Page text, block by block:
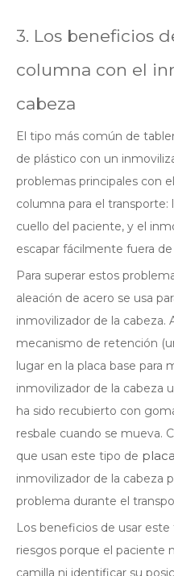
3. Los beneficios
columna con el
cabeza
El tipo más común de
de plástico con un
problemas principales con
columna para el transporte:
cuello del paciente, y el
escapar fácilmente fuera de
Para superar estos
aleación de acero se usa
inmovilizador de la cabeza.
mecanismo de retención
lugar en la placa base para
inmovilizador de la cabeza
ha sido recubierto con
resbale cuando se mueva.
que usan este tipo de
inmovilizador de la cabeza
problema durante el
Los beneficios de usar
riesgos porque el paciente
camilla ni identificar su